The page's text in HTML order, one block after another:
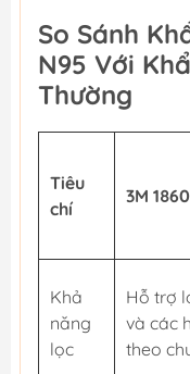
So Sánh
N95 Với
Thường
Tiêu
chí
3M
Khả
năng
lọc
Hỗ trợ
và các
theo